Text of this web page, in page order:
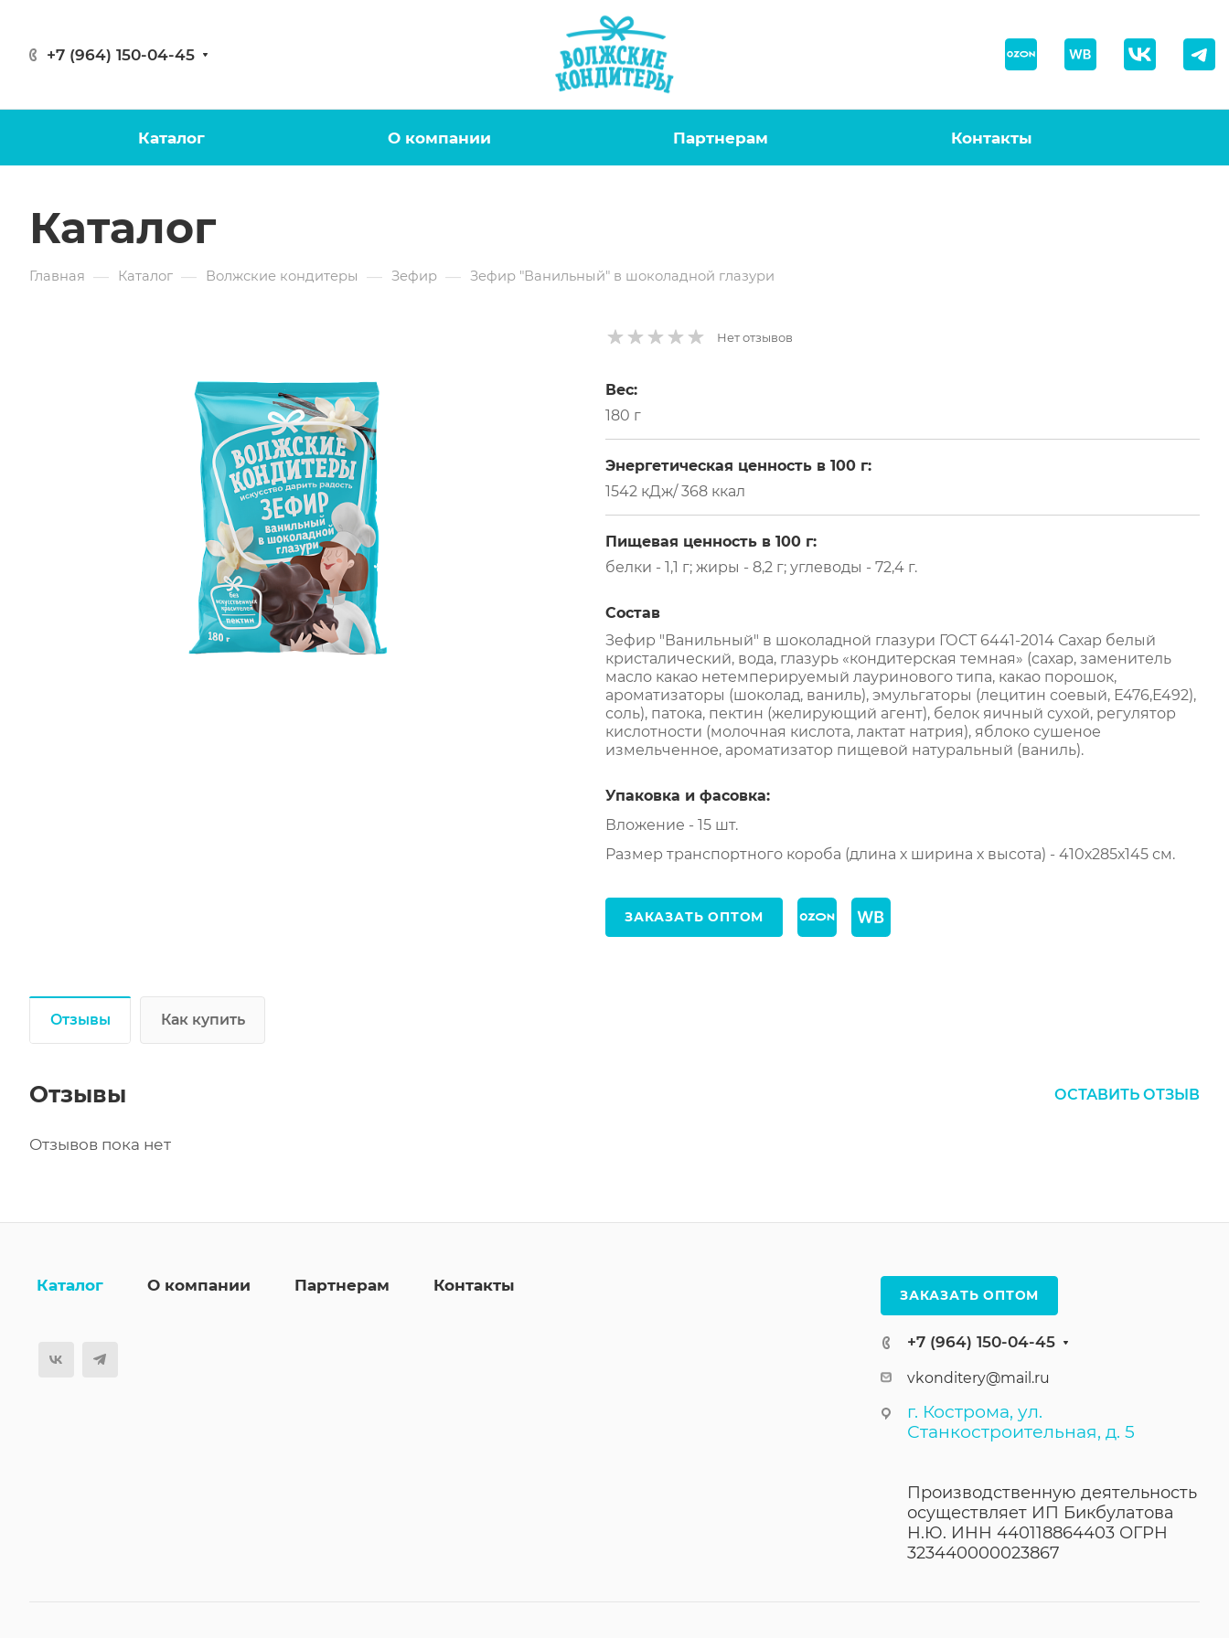
+7 (964) 150-04-45
Каталог О компании Партнерам Контакты
Каталог
Главная — Каталог — Волжские кондитеры — Зефир — Зефир "Ванильный" в шоколадной глазури
Нет отзывов
Вес:
180 г
Энергетическая ценность в 100 г:
1542 кДж/ 368 ккал
Пищевая ценность в 100 г:
белки - 1,1 г; жиры - 8,2 г; углеводы - 72,4 г.
Состав
Зефир "Ванильный" в шоколадной глазури ГОСТ 6441-2014 Сахар белый
кристалический, вода, глазурь «кондитерская темная» (сахар, заменитель
масло какао нетемперируемый лауринового типа, какао порошок,
ароматизаторы (шоколад, ваниль), эмульгаторы (лецитин соевый, Е476,Е492),
соль), патока, пектин (желирующий агент), белок яичный сухой, регулятор
кислотности (молочная кислота, лактат натрия), яблоко сушеное
измельченное, ароматизатор пищевой натуральный (ваниль).
Упаковка и фасовка:
Вложение - 15 шт.
Размер транспортного короба (длина х ширина х высота) - 410х285х145 см.
ЗАКАЗАТЬ ОПТОМ
Отзывы Как купить
Отзывы ОСТАВИТЬ ОТЗЫВ
Отзывов пока нет
Каталог О компании Партнерам Контакты
ЗАКАЗАТЬ ОПТОМ
+7 (964) 150-04-45
vkonditery@mail.ru
г. Кострома, ул.
Станкостроительная, д. 5
Производственную деятельность
осуществляет ИП Бикбулатова
Н.Ю. ИНН 440118864403 ОГРН
323440000023867